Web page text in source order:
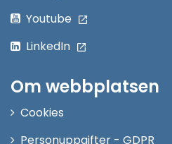
Youtube
LinkedIn
Om webbplatsen
Cookies
Personuppgifter - GDPR